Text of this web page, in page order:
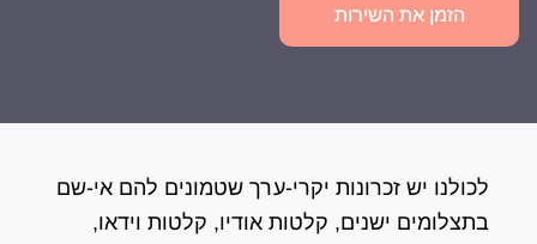
הזמן את השירות
לכולנו יש זכרונות יקרי-ערך שטמונים להם אי-שם
בתצלומים ישנים, קלטות אודיו, קלטות וידאו,